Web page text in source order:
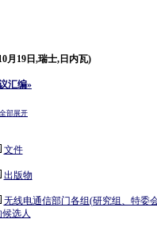
月19日,瑞士,日内瓦)
汇编»
全部展开
文件
出版物
无线电通信部门各组(研究组、特委
候选人